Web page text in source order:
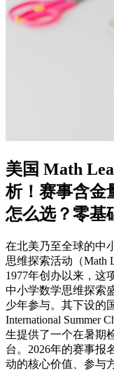
美国 Math
析！赛事含金
怎么选？零基
在北美乃至全球的中
思维探索活动（Math
1977年创办以来，这
中小学数学思维探索
少年参与。其下设的
International Summer
生提供了一个在暑期
台。2026年的赛事报
动的核心价值、参与